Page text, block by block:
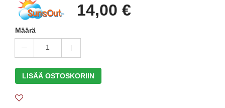
14,00 €
Määrä
1
LISÄÄ OSTOSKORIIN